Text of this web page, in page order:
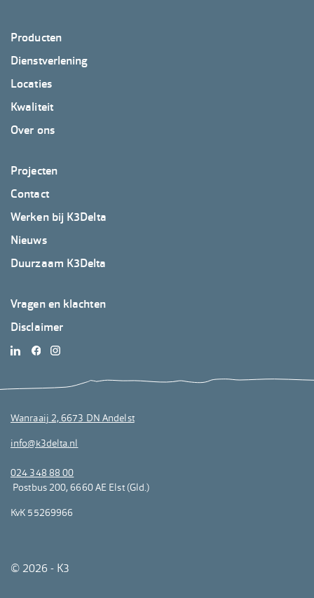
Footer
K3Delta
Producten
Dienstverlening
Locaties
Kwaliteit
Over ons
Footer
K3Delta
2
Projecten
Contact
Werken bij K3Delta
Nieuws
Duurzaam K3Delta
Footer
K3Delta
3
Vragen en klachten
Disclaimer
© 2026 - K3
Wanraaij 2, 6673 DN Andelst
info@k3delta.nl
024 348 88 00
Postbus 200, 6660 AE Elst (Gld.)
KvK 55269966